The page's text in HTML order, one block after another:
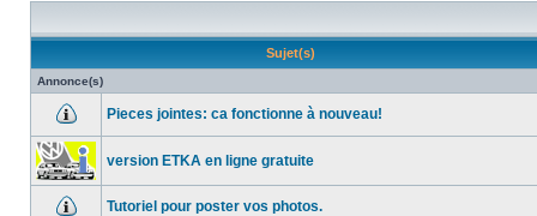
Sujet(s)
Annonce(s)
Pieces jointes: ca fonctionne à nouveau!
version ETKA en ligne gratuite
Tutoriel pour poster vos photos.